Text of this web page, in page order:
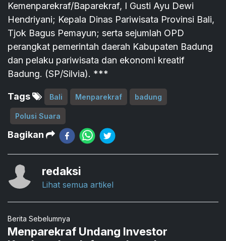
Kemenparekraf/Baparekraf, I Gusti Ayu Dewi
Hendriyani; Kepala Dinas Pariwisata Provinsi Bali,
Tjok Bagus Pemayun; serta sejumlah OPD
perangkat pemerintah daerah Kabupaten Badung
dan pelaku pariwisata dan ekonomi kreatif
Badung. (SP/Silvia). ***
Tags Bali Menparekraf badung
Polusi Suara
Bagikan
redaksi
Lihat semua artikel
Berita Sebelumnya
Menparekraf Undang Investor